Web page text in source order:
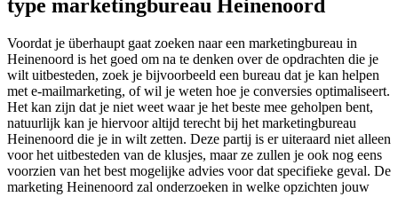
type marketingbureau Heinenoord
Voordat je überhaupt gaat zoeken naar een marketingbureau in
Heinenoord is het goed om na te denken over de opdrachten die je
wilt uitbesteden, zoek je bijvoorbeeld een bureau dat je kan helpen
met e-mailmarketing, of wil je weten hoe je conversies optimaliseert.
Het kan zijn dat je niet weet waar je het beste mee geholpen bent,
natuurlijk kan je hiervoor altijd terecht bij het marketingbureau
Heinenoord die je in wilt zetten. Deze partij is er uiteraard niet alleen
voor het uitbesteden van de klusjes, maar ze zullen je ook nog eens
voorzien van het best mogelijke advies voor dat specifieke geval. De
marketing Heinenoord zal onderzoeken in welke opzichten jouw